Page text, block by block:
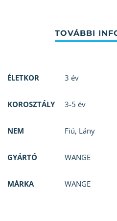
ÉLETKOR 3 év
KOROSZTÁLY 3-5 év
NEM Fiú, Lány
GYÁRTÓ WANGE
MÁRKA WANGE